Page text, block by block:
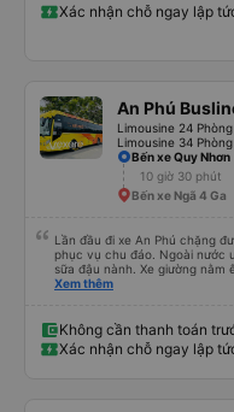
quy định rõ ràng về việc giữ
để tránh làm phiền hành
khẩu Wi-Fi trong xe để hành
Xác nhận chỗ ngay lập
An Phú
Limousine 24
Limousine 34
Bến xe Quy Nhơn
10 giờ 30 phút
Bến xe Ngã 4 Ga
Lần đầu đi xe An Phú chặng
phục vụ chu đáo. Ngoài nước
sữa đậu nành. Xe giường
treo thêm ở mỗi giường một
ngoài (với số tiền bỏ ra cho
Xem thêm
Không cần thanh toán
Xác nhận chỗ ngay lập